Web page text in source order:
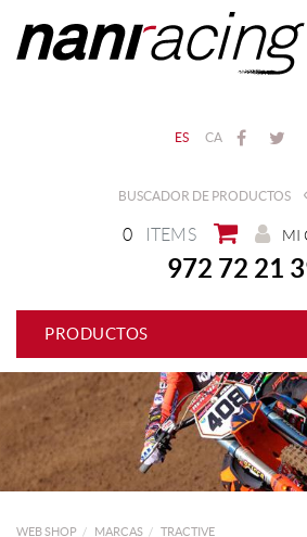
ES CA
BUSCADOR DE PRODUCTOS
0 ITEMS MI
972 72 21
PRODUCTOS
WEB SHOP MARCAS
TRACTIVE